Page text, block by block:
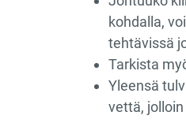
kohdalla,
tehtävissä
Tarkista
Yleensä
vettä,